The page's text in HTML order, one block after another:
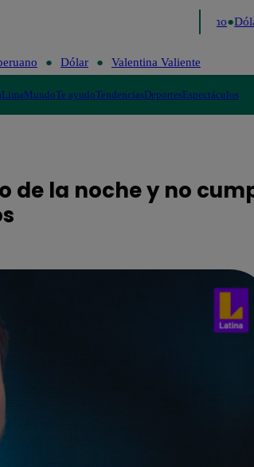
Fútbol peruano
Dólar Valentina Valiente
LimaMundoTe ayudoTendenciasDeportesEspectáculos
de la noche y no